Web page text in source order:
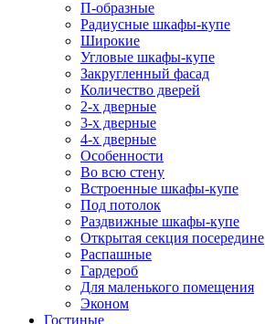
П-образные
Радиусные шкафы-купе
Широкие
Угловые шкафы-купе
Закругленный фасад
Количество дверей
2-х дверные
3-х дверные
4-х дверные
Особенности
Во всю стену
Встроенные шкафы-купе
Под потолок
Раздвижные шкафы-купе
Открытая секция посередине
Распашные
Гардероб
Для маленького помещения
Эконом
Гостиные